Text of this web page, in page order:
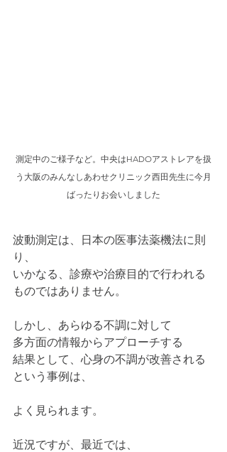
測定中のご様子など。中央はHADOアストレアを扱
う大阪のみんなしあわせクリニック西田先生に今月
ばったりお会いしました
波動測定は、日本の医事法薬機法に則
り、
いかなる、診療や治療目的で行われる
ものではありません。
しかし、あらゆる不調に対して
多方面の情報からアプローチする
結果として、心身の不調が改善される
という事例は、
よく見られます。
近況ですが、最近では、